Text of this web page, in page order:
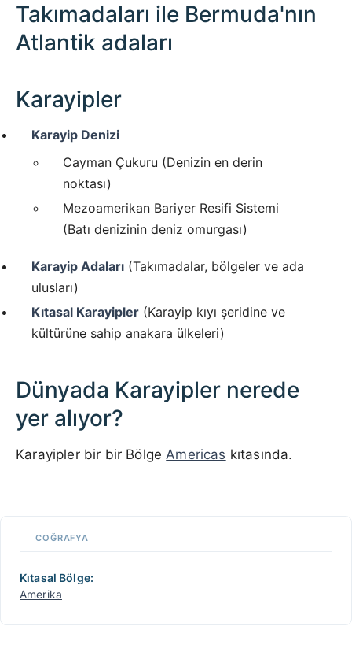
Takımadaları ile Bermuda'nın
Atlantik adaları
Karayipler
Karayip Denizi
Cayman Çukuru (Denizin en derin
noktası)
Mezoamerikan Bariyer Resifi Sistemi
(Batı denizinin deniz omurgası)
Karayip Adaları (Takımadalar, bölgeler ve ada
ulusları)
Kıtasal Karayipler (Karayip kıyı şeridine ve
kültürüne sahip anakara ülkeleri)
Dünyada Karayipler nerede
yer alıyor?
Karayipler bir bir BölgeAmericas kıtasında.
1000 km / 621.4 mi
−
COĞRAFYA
Kıtasal Bölge:
Amerika